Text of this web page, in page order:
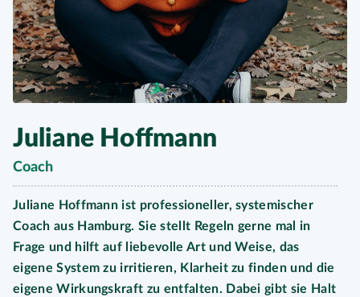
Juliane Hoffmann
Coach
Juliane Hoffmann ist professioneller, systemischer
Coach aus Hamburg. Sie stellt Regeln gerne mal in
Frage und hilft auf liebevolle Art und Weise, das
eigene System zu irritieren, Klarheit zu finden und die
eigene Wirkungskraft zu entfalten. Dabei gibt sie Halt